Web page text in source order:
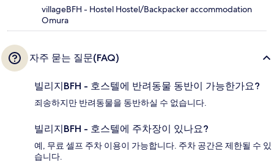
villageBFH - Hostel Hostel/Backpacker accommodation
Omura
자주 묻는 질문(FAQ)
빌리지BFH - 호스텔에 반려동물 동반이 가능한가요?
죄송하지만 반려동물을 동반하실 수 없습니다.
빌리지BFH - 호스텔에 주차장이 있나요?
예, 무료 셀프 주차 이용이 가능합니다. 주차 공간은 제한될 수 있
습니다.